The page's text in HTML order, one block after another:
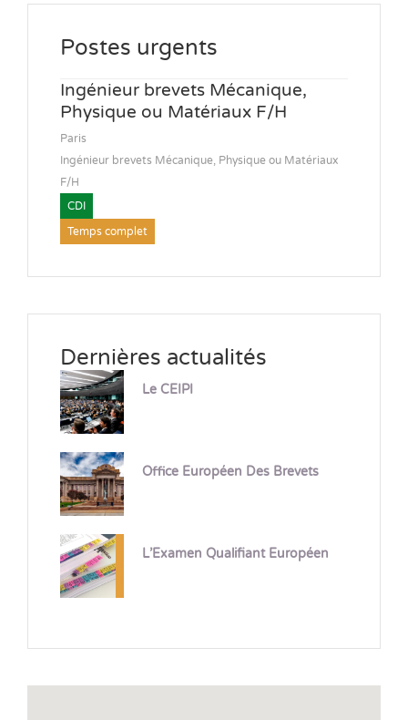
Postes urgents
Ingénieur brevets Mécanique,
Physique ou Matériaux F/H
Paris
Ingénieur brevets Mécanique, Physique ou Matériaux
F/H
CDI
Temps complet
Dernières actualités
Le CEIPI
Office Européen Des Brevets
L’Examen Qualifiant Européen